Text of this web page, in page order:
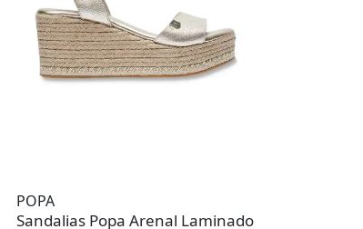
POPA
Sandalias Popa Arenal Laminado